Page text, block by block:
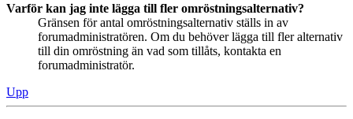
Varför kan jag inte lägga till fler omröstningsalternativ?
Gränsen för antal omröstningsalternativ ställs in av
forumadministratören. Om du behöver lägga till fler alternativ
till din omröstning än vad som tillåts, kontakta en
forumadministratör.
Upp